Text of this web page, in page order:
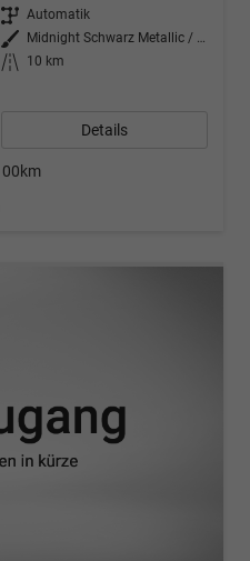
Getriebe Automatik
Außenfarbe
Midnight Schwarz Metallic / Dach
Kilometerstand
10 km
Details